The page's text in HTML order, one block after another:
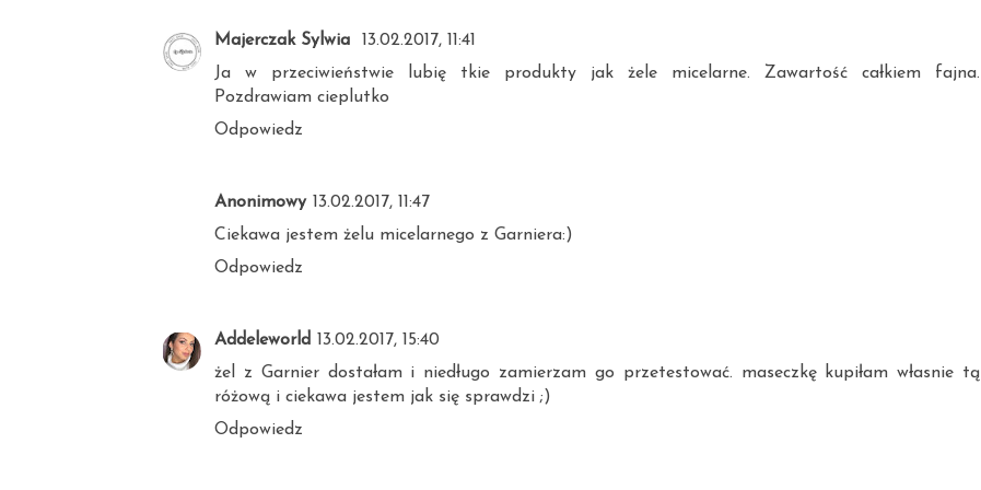
Majerczak Sylwia
13.02.2017, 11:41
Ja w przeciwieństwie lubię tkie produkty jak żele micelarne. Zawartość całkiem fajna.
Pozdrawiam cieplutko
Odpowiedz
Anonimowy 13.02.2017, 11:47
Ciekawa jestem żelu micelarnego z Garniera:)
Odpowiedz
Addeleworld 13.02.2017, 15:40
żel z Garnier dostałam i niedługo zamierzam go przetestować. maseczkę kupiłam własnie tą
różową i ciekawa jestem jak się sprawdzi ;)
Odpowiedz